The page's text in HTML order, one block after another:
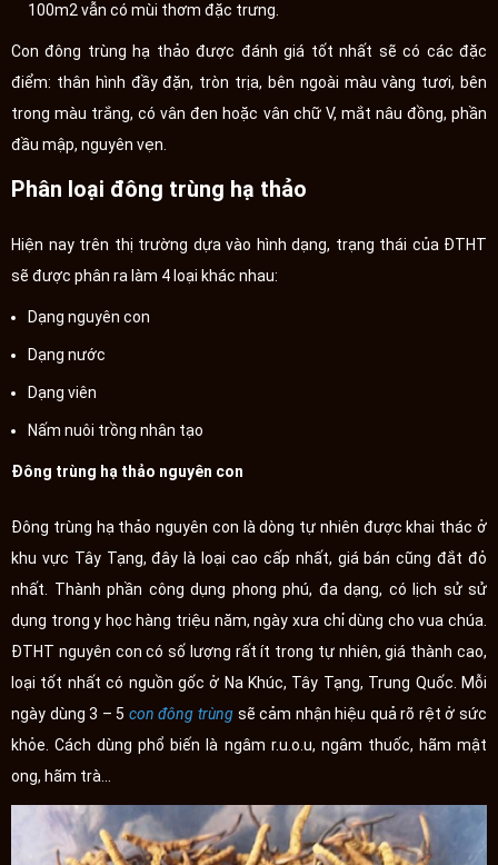
100m2 vẫn có mùi thơm đặc trưng.
Con đông trùng hạ thảo được đánh giá tốt nhất sẽ có các đặc
điểm: thân hình đầy đặn, tròn trịa, bên ngoài màu vàng tươi, bên
trong màu trắng, có vân đen hoặc vân chữ V, mắt nâu đồng, phần
đầu mập, nguyên vẹn.
Phân loại đông trùng hạ thảo
Hiện nay trên thị trường dựa vào hình dạng, trạng thái của ĐTHT
sẽ được phân ra làm 4 loại khác nhau:
Dạng nguyên con
Dạng nước
Dạng viên
Nấm nuôi trồng nhân tạo
Đông trùng hạ thảo nguyên con
Đông trùng hạ thảo nguyên con là dòng tự nhiên được khai thác ở
khu vực Tây Tạng, đây là loại cao cấp nhất, giá bán cũng đắt đỏ
nhất. Thành phần công dụng phong phú, đa dạng, có lịch sử sử
dụng trong y học hàng triệu năm, ngày xưa chỉ dùng cho vua chúa.
ĐTHT nguyên con có số lượng rất ít trong tự nhiên, giá thành cao,
loại tốt nhất có nguồn gốc ở Na Khúc, Tây Tạng, Trung Quốc. Mỗi
ngày dùng 3 – 5 con đông trùngsẽ cảm nhận hiệu quả rõ rệt ở sức
khỏe. Cách dùng phổ biến là ngâm r.u.o.u, ngâm thuốc, hãm mật
ong, hãm trà...